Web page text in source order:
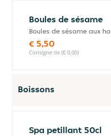
Boules de sésame
Boules de sésame aux
€ 5,50
Consigne de (€ 0,00)
Boissons
Spa petillant 50cl